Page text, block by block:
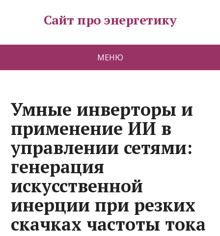
Сайт про энергетику
МЕНЮ
Умные инверторы и
применение ИИ в
управлении сетями:
генерация
искусственной
инерции при резких
скачках частоты тока